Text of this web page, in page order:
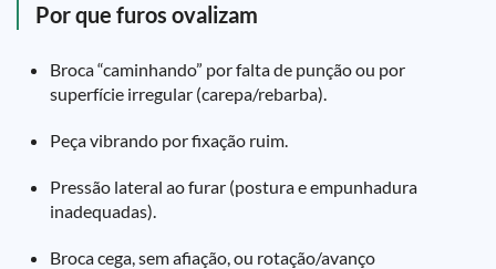
Por que furos ovalizam
Broca “caminhando” por falta de punção ou por
superfície irregular (carepa/rebarba).
Peça vibrando por fixação ruim.
Pressão lateral ao furar (postura e empunhadura
inadequadas).
Broca cega, sem afiação, ou rotação/avanço